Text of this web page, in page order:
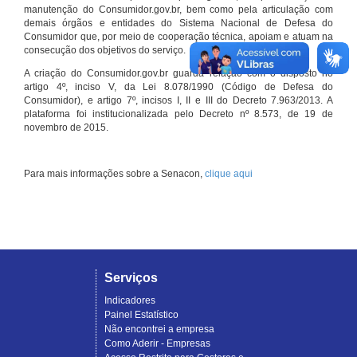
manutenção do Consumidor.gov.br, bem como pela articulação com
demais órgãos e entidades do Sistema Nacional de Defesa do
Consumidor que, por meio de cooperação técnica, apoiam e atuam na
consecução dos objetivos do serviço.
A criação do Consumidor.gov.br guarda relação com o disposto no
artigo 4º, inciso V, da Lei 8.078/1990 (Código de Defesa do
Consumidor), e artigo 7º, incisos I, II e III do Decreto 7.963/2013. A
plataforma foi institucionalizada pelo Decreto nº 8.573, de 19 de
novembro de 2015.
Para mais informações sobre a Senacon, clique aqui
Serviços
Indicadores
Painel Estatístico
Não encontrei a empresa
Como Aderir - Empresas